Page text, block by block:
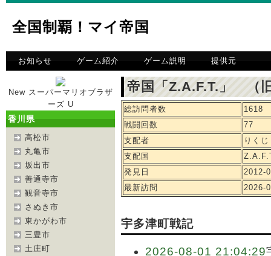
全国制覇！マイ帝国
お知らせ ゲーム紹介 ゲーム説明 提供元
New スーパーマリオブラザ
ーズ U
香川県
高松市
丸亀市
坂出市
善通寺市
観音寺市
さぬき市
東かがわ市
三豊市
土庄町
帝国「Z.A.F.T.」 （
総訪問者数
1618
戦闘回数
77
支配者
りくじ
支配国
発見日
2012-
最新訪問
2026-
宇多津町戦記
2026-08-01 21:04:29